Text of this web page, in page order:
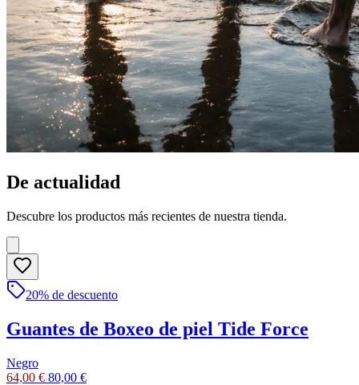
De actualidad
Descubre los productos más recientes de nuestra tienda.
20% de descuento
Guantes de Boxeo de piel Tide Force
Negro
64,00 € 80,00 €